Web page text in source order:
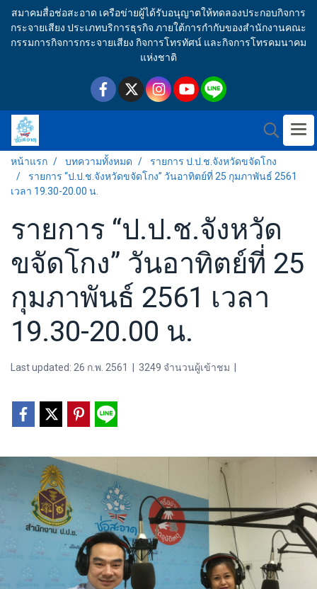
สมาคมสื่อช่อสะอาด เครือข่ายผู้ได้รับอนุญาตให้ทดลองประกอบกิจการ
กระจายเสียง ประเภทบริการธุรกิจ ภายใต้การกำกับของสำนักงานคณะ
กรรมการกิจการกระจายเสียง กิจการโทรทัศน์ และกิจการโทรคมนาคม
แห่งชาติ
หน้าแรก บทความทั้งหมด
รายการ ป.ป.ช.จังหวัดขจัดโกง
รายการ “ป.ป.ช.จังหวัดขจัดโกง” วันอาทิตย์ที่ 25 กุมภาพันธ์ 2561
เวลา 19.30-20.00 น.
รายการ “ป.ป.ช.จังหวัด
ขจัดโกง” วันอาทิตย์ที่ 25
กุมภาพันธ์ 2561 เวลา
19.30-20.00 น.
Last updated: 26 ก.พ. 2561 3249 จำนวนผู้เข้าชม